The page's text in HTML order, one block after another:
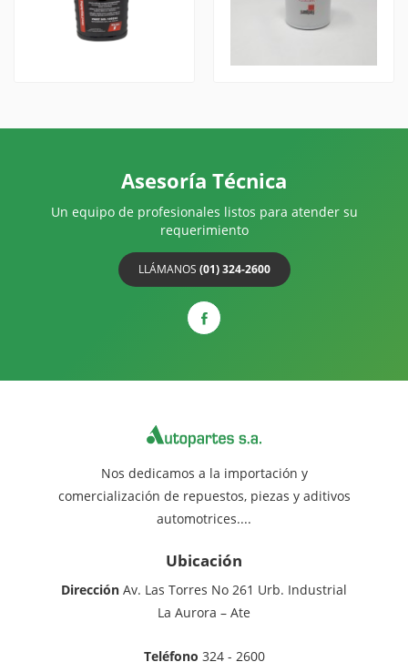
Asesoría Técnica
Un equipo de profesionales listos para atender su
requerimiento
LLÁMANOS (01) 324-2600
Nos dedicamos a la importación y
comercialización de repuestos, piezas y aditivos
automotrices....
Ubicación
Dirección Av. Las Torres No 261 Urb. Industrial
La Aurora – Ate
Teléfono 324 - 2600